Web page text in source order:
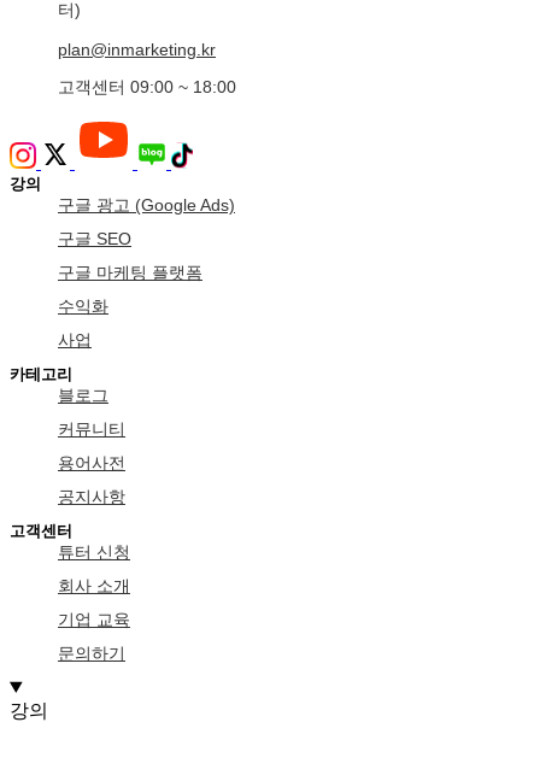
터)
plan@inmarketing.kr
고객센터 09:00 ~ 18:00
강의
구글 광고 (Google Ads)
구글 SEO
구글 마케팅 플랫폼
수익화
사업
카테고리
블로그
커뮤니티
용어사전
공지사항
고객센터
튜터 신청
회사 소개
기업 교육
문의하기
강의